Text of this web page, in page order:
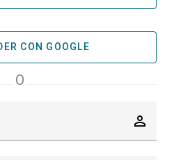
CON GOOGLE
O
person_outline